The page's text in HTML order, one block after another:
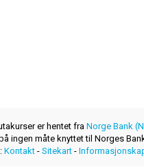
er hentet fra Norge Bank
ingen måte knyttet til Norges
Kontakt- Sitekart-